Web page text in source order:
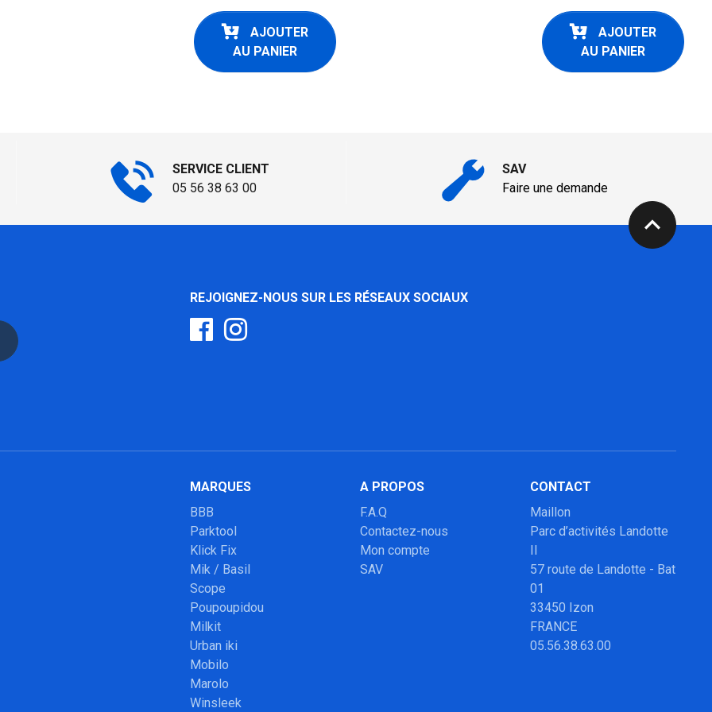
AJOUTER
AU PANIER
AJOUTER
AU PANIER
SERVICE CLIENT
05 56 38 63 00
SAV
Faire une demande
expand_less
REJOIGNEZ-NOUS SUR LES RÉSEAUX SOCIAUX
MARQUES
BBB
Parktool
Klick Fix
Mik / Basil
Scope
Poupoupidou
Milkit
Urban iki
Mobilo
Marolo
Winsleek
A PROPOS
F.A.Q
Contactez-nous
Mon compte
SAV
CONTACT
Maillon
Parc d’activités Landotte
II
57 route de Landotte - Bat
01
33450 Izon
FRANCE
05.56.38.63.00